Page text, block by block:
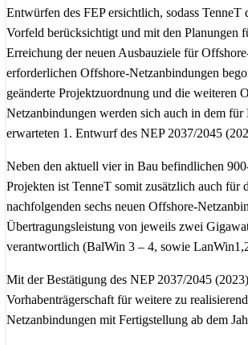
Entwürfen des FEP ersichtlich, sodass TenneT
Vorfeld berücksichtigt und mit den Planungen
Erreichung der neuen Ausbauziele für
erforderlichen Offshore-Netzanbindungen
geänderte Projektzuordnung und die weiteren
Netzanbindungen werden sich auch in dem für
erwarteten 1. Entwurf des NEP 2037/2045
Neben den aktuell vier in Bau befindlichen
Projekten ist TenneT somit zusätzlich auch für
nachfolgenden sechs neuen Offshore-
Übertragungsleistung von jeweils zwei
verantwortlich (BalWin 3 – 4, sowie
Mit der Bestätigung des NEP 2037/2045
Vorhabenträgerschaft für weitere zu
Netzanbindungen mit Fertigstellung ab dem